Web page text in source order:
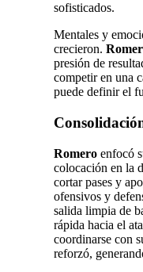
sofisticados.
Mentales y
crecieron.
presión de
competir en una
puede definir el
Romero enfocó
colocación en la
cortar pases y
ofensivos y
salida limpia de
rápida hacia el
coordinarse con
reforzó,